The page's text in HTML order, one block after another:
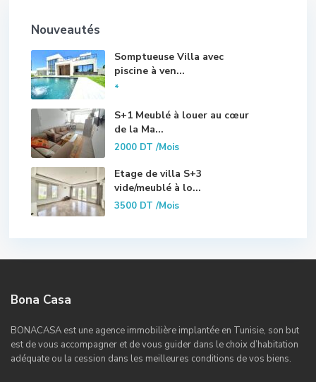
Nouveautés
Somptueuse Villa avec
piscine à ven...
*
S+1 Meublé à louer au cœur
de la Ma...
2000 DT/Mois
Etage de villa S+3
vide/meublé à lo...
3500 DT/Mois
Bona Casa
BONACASA est une agence immobilière implantée en Tunisie, son but
est de vous accompagner et de vous guider dans le choix d’habitation
adéquate ou la cession dans les meilleures conditions de vos biens.